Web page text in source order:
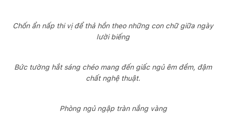
Chốn ẩn nấp thi vị để thả hồn theo những con chữ giữa ngày
lười biếng
Bức tường hắt sáng chéo mang đến giấc ngủ êm đềm, đậm
chất nghệ thuật.
Phòng ngủ ngập tràn nắng vàng